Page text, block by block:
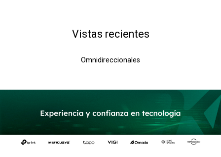
Vistas recientes
Omnidireccionales